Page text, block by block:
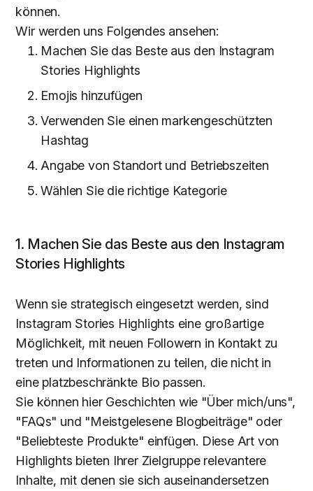
können.
Wir werden uns Folgendes ansehen:
Machen Sie das Beste aus den Instagram
Stories Highlights
Emojis hinzufügen
Verwenden Sie einen markengeschützten
Hashtag
Angabe von Standort und Betriebszeiten
Wählen Sie die richtige Kategorie
1. Machen Sie das Beste aus den Instagram
Stories Highlights
Wenn sie strategisch eingesetzt werden, sind
Instagram Stories Highlights eine großartige
Möglichkeit, mit neuen Followern in Kontakt zu
treten und Informationen zu teilen, die nicht in
eine platzbeschränkte Bio passen.
Sie können hier Geschichten wie "Über mich/uns",
"FAQs" und "Meistgelesene Blogbeiträge" oder
"Beliebteste Produkte" einfügen. Diese Art von
Highlights bieten Ihrer Zielgruppe relevantere
Inhalte, mit denen sie sich auseinandersetzen